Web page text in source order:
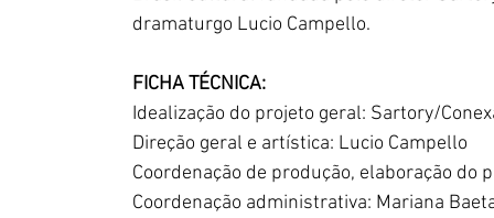
dramaturgo Lucio Campello.
FICHA TÉCNICA:
Idealização do projeto geral: Sartory/
Direção geral e artística: Lucio Campello
Coordenação de produção, elaboração do
Coordenação administrativa: Mariana